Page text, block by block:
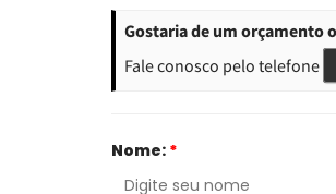
Gostaria de um orçamento
Fale conosco pelo telefone
Nome: *